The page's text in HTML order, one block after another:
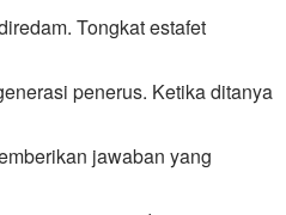
Tongkat estafet
penerus. Ketika ditanya
jawaban yang